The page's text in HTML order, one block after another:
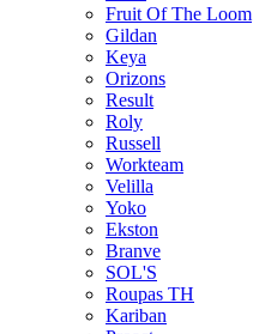
Fruit Of The Loom
Gildan
Keya
Orizons
Result
Roly
Russell
Workteam
Velilla
Yoko
Ekston
Branve
SOL'S
Roupas TH
Kariban